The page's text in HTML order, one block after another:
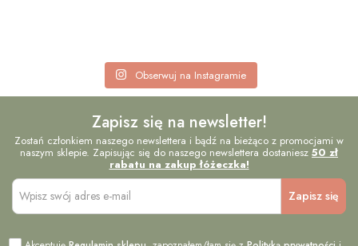
Obserwuj na Instagramie
Zapisz się na newsletter!
Zostań członkiem naszego newslettera i bądź na bieżąco z promocjami w
naszym sklepie. Zapisując się do naszego newslettera dostaniesz 50 zł
rabatu na zakup łóżeczka!